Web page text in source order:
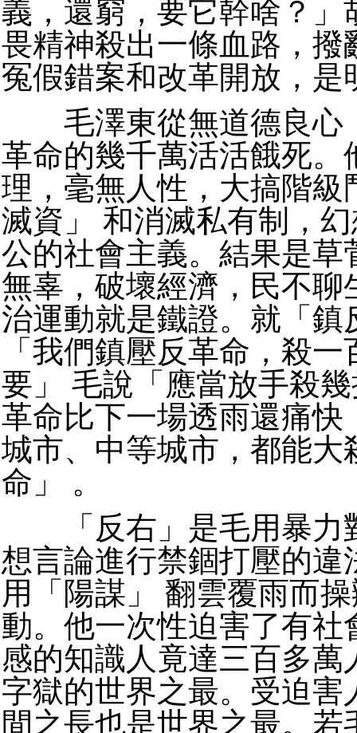
義，還窮，要它幹啥？」
畏精神殺出一條血路，撥
冤假錯案和改革開放，是
毛澤東從無道德良心
革命的幾千萬活活餓死。
理，毫無人性，大搞階級
滅資」 和消滅私有制，
公的社會主義。結果是草
無辜，破壞經濟，民不聊
治運動就是鐵證。就「鎮
「我們鎮壓反革命，殺
要」 毛說「應當放手殺
革命比下一場透雨還痛快
城市、中等城市，都能大
命」 。
「反右」是毛用暴力
想言論進行禁錮打壓的違
用「陽謀」 翻雲覆雨而
動。他一次性迫害了有社
感的知識人竟達三百多萬
字獄的世界之最。受迫害
間之長也是世界之最。若